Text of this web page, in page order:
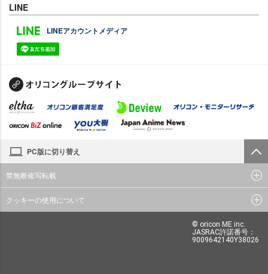
LINE
LINEアカウントメディア
PC版に切り替え
禁無断複写転載
クッキーの使用について
© oricon ME inc.
JASRAC許諾番号：
9009642140Y38026